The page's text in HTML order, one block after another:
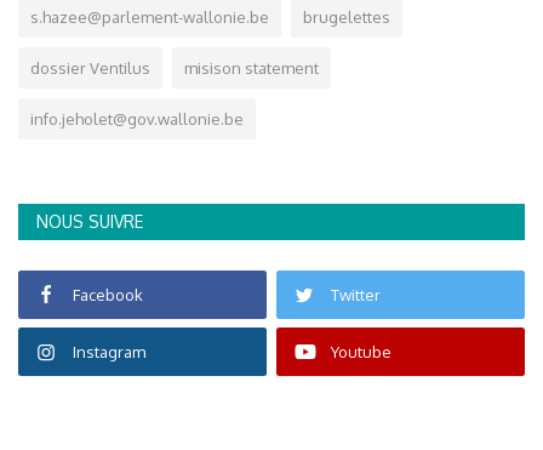
s.hazee@parlement-wallonie.be brugelettes
dossier Ventilus misison statement
info.jeholet@gov.wallonie.be
NOUS SUIVRE
Facebook Twitter
Instagram Youtube